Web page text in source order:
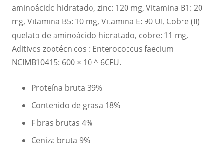
aminoácido hidratado, zinc: 120 mg, Vitamina B1: 20
mg, Vitamina B5: 10 mg, Vitamina E: 90 UI, Cobre (II)
quelato de aminoácido hidratado, cobre: ​​11 mg,
Aditivos zootécnicos : Enterococcus faecium
NCIMB10415: 600 × 10 ^ 6CFU.
Proteína bruta 39%
Contenido de grasa 18%
Fibras brutas 4%
Ceniza bruta 9%